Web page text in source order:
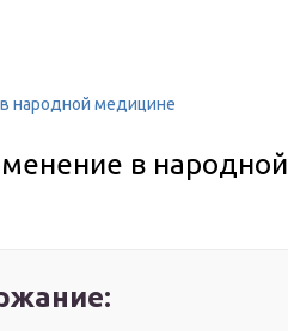
народной медицине
в народной